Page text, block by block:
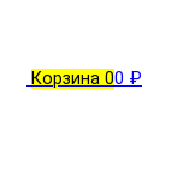
Корзина 00 ₽